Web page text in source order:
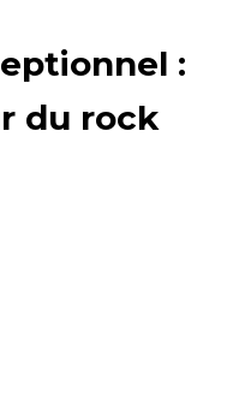
:
du rock